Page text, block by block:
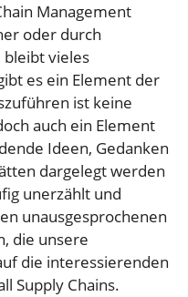
Management
oder durch
vieles
es ein Element der
ist keine
auch ein Element
Ideen, Gedanken
dargelegt werden
unerzählt und
unausgesprochenen
die unsere
die interessierenden
Supply Chains.